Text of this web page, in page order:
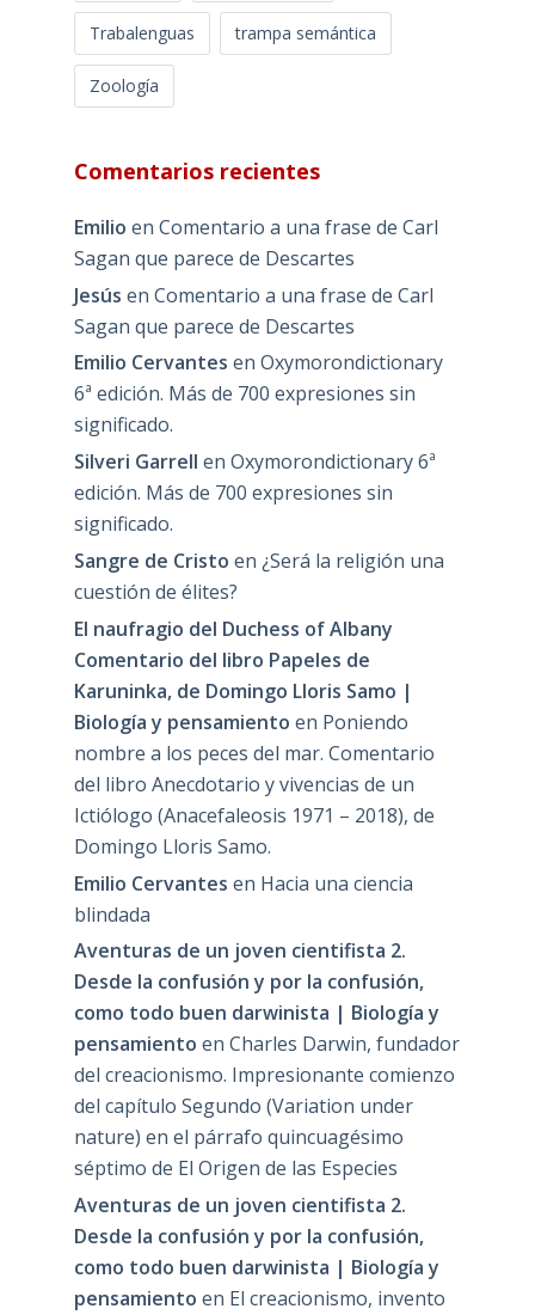
Trabalenguas trampa semántica
Zoología
Comentarios recientes
Emilio en Comentario a una frase de Carl
Sagan que parece de Descartes
Jesús en Comentario a una frase de Carl
Sagan que parece de Descartes
Emilio Cervantes en Oxymorondictionary
6ª edición. Más de 700 expresiones sin
significado.
Silveri Garrell en Oxymorondictionary 6ª
edición. Más de 700 expresiones sin
significado.
Sangre de Cristo en ¿Será la religión una
cuestión de élites?
El naufragio del Duchess of Albany
Comentario del libro Papeles de
Karuninka, de Domingo Lloris Samo |
Biología y pensamiento en Poniendo
nombre a los peces del mar. Comentario
del libro Anecdotario y vivencias de un
Ictiólogo (Anacefaleosis 1971 – 2018), de
Domingo Lloris Samo.
Emilio Cervantes en Hacia una ciencia
blindada
Aventuras de un joven cientifista 2.
Desde la confusión y por la confusión,
como todo buen darwinista | Biología y
pensamiento en Charles Darwin, fundador
del creacionismo. Impresionante comienzo
del capítulo Segundo (Variation under
nature) en el párrafo quincuagésimo
séptimo de El Origen de las Especies
Aventuras de un joven cientifista 2.
Desde la confusión y por la confusión,
como todo buen darwinista | Biología y
pensamiento en El creacionismo, invento